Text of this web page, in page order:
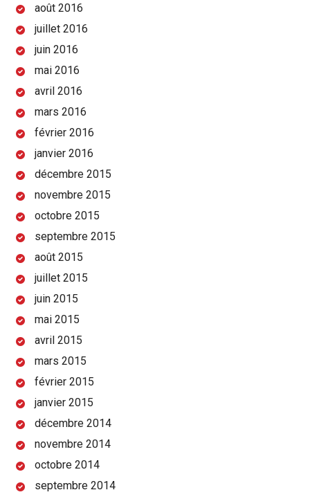
août 2016
juillet 2016
juin 2016
mai 2016
avril 2016
mars 2016
février 2016
janvier 2016
décembre 2015
novembre 2015
octobre 2015
septembre 2015
août 2015
juillet 2015
juin 2015
mai 2015
avril 2015
mars 2015
février 2015
janvier 2015
décembre 2014
novembre 2014
octobre 2014
septembre 2014